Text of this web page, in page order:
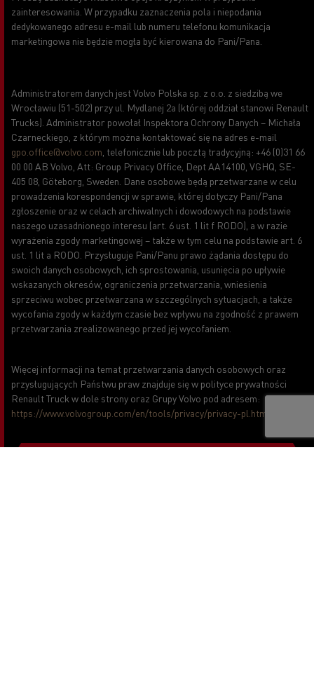
zainteresowania. W przypadku zaznaczenia pola i niepodania
dedykowanego adresu e-mail lub numeru telefonu komunikacja
marketingowa nie będzie mogła być kierowana do Pani/Pana.
Administratorem danych jest Volvo Polska sp. z o.o. z siedzibą we
Wrocławiu (51-502) przy ul. Mydlanej 2a (której oddział stanowi Renault
Trucks). Administrator powołał Inspektora Ochrony Danych – Michała
Czarneckiego, z którym można kontaktować się na adres e-mail
gpo.office@volvo.com , telefonicznie lub pocztą tradycyjną: +46 (0)31 66
00 00 AB Volvo, Att: Group Privacy Office, Dept AA14100, VGHQ, SE-
405 08, Göteborg, Sweden. Dane osobowe będą przetwarzane w celu
prowadzenia korespondencji w sprawie, której dotyczy Pani/Pana
zgłoszenie oraz w celach archiwalnych i dowodowych na podstawie
naszego uzasadnionego interesu (art. 6 ust. 1 lit f RODO), a w razie
wyrażenia zgody marketingowej – także w tym celu na podstawie art. 6
ust. 1 lit a RODO. Przysługuje Pani/Panu prawo żądania dostępu do
swoich danych osobowych, ich sprostowania, usunięcia po upływie
wskazanych okresów, ograniczenia przetwarzania, wniesienia
sprzeciwu wobec przetwarzana w szczególnych sytuacjach, a także
wycofania zgody w każdym czasie bez wpływu na zgodność z prawem
przetwarzania zrealizowanego przed jej wycofaniem.
Więcej informacji na temat przetwarzania danych osobowych oraz
przysługujących Państwu praw znajduje się w polityce prywatności
Renault Truck w dole strony oraz Grupy Volvo pod adresem:
https://www.volvogroup.com/en/tools/privacy/privacy-pl.html